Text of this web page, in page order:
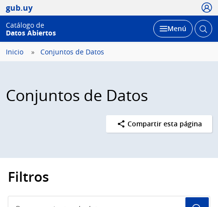
gub.uy
Catálogo de
Datos Abiertos
Desplegar
Menú Abrir
Inicio Conjuntos de Datos
Conjuntos de Datos
Compartir esta página
Filtros